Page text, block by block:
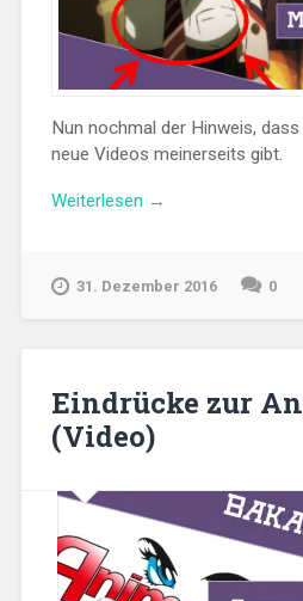
Nun nochmal der Hinweis,
neue Videos meinerseits gibt.
Weiterlesen „Anime
5
→
31. Dezember 2016 0
Eindrücke zur
(Video)